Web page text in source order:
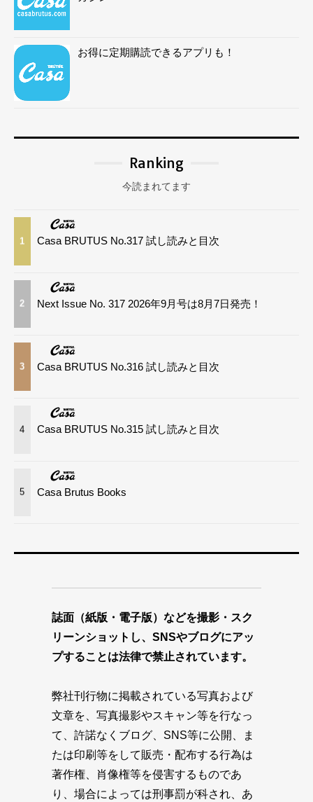
お得に定期購読できるアプリも！
Ranking
今読まれてます
1 Casa BRUTUS No.317 試し読みと目次
2 Next Issue No. 317 2026年9月号は8月7日発売！
3 Casa BRUTUS No.316 試し読みと目次
4 Casa BRUTUS No.315 試し読みと目次
5 Casa Brutus Books
誌面（紙版・電子版）などを撮影・スク
リーンショットし、SNSやブログにアッ
プすることは法律で禁止されています。
弊社刊行物に掲載されている写真および
文章を、写真撮影やスキャン等を行なっ
て、許諾なくブログ、SNS等に公開、ま
たは印刷等をして販売・配布する行為は
著作権、肖像権等を侵害するものであ
り、場合によっては刑事罰が科され、あ